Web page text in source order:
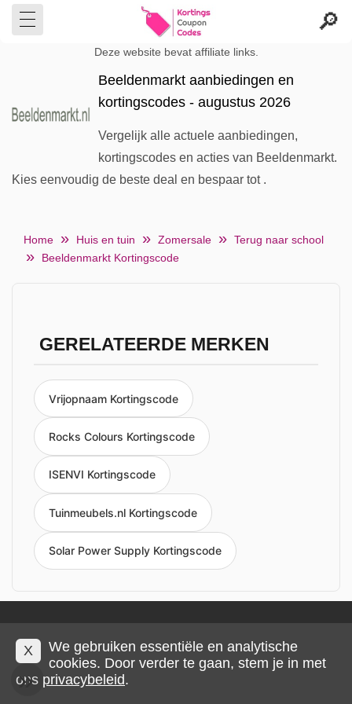
Deze website bevat affiliate links.
Beeldenmarkt aanbiedingen en
kortingscodes - augustus 2026
Vergelijk alle actuele aanbiedingen,
kortingscodes en acties van Beeldenmarkt.
Kies eenvoudig de beste deal en bespaar tot .
Home Huis en tuin Zomersale
Terug naar school
Beeldenmarkt Kortingscode
GERELATEERDE MERKEN
Vrijopnaam Kortingscode
Rocks Colours Kortingscode
ISENVI Kortingscode
Tuinmeubels.nl Kortingscode
Solar Power Supply Kortingscode
© 2026 IMP Multimedia GmbH
X
We gebruiken essentiële en analytische
cookies. Door verder te gaan, stem je in met
ons privacybeleid.